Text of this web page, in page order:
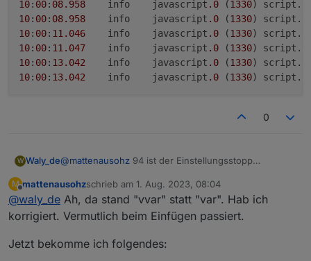
10: 00: 08.958
	info	javascript
.0 (1330) script.
10: 00: 08.958
	info	javascript
.0 (1330) script.
10: 00: 11.046
	info	javascript
.0 (1330) script.
10: 00: 11.047
	info	javascript
.0 (1330) script.
10: 00: 13.042
	info	javascript
.0 (1330) script.
10: 00: 13.042
	info	javascript
.0 (1330) script.
0
W Waly_de@mattenausohz 94 ist der Einstellungsstopp
M
Offline
mattenausohzschrieb am 1. Aug. 2023, 08:04
zuletzt editiert von
@waly_de Ah, da stand "vvar" statt "var". Hab ich
korrigiert. Vermutlich beim Einfügen passiert.
Jetzt bekomme ich folgendes: